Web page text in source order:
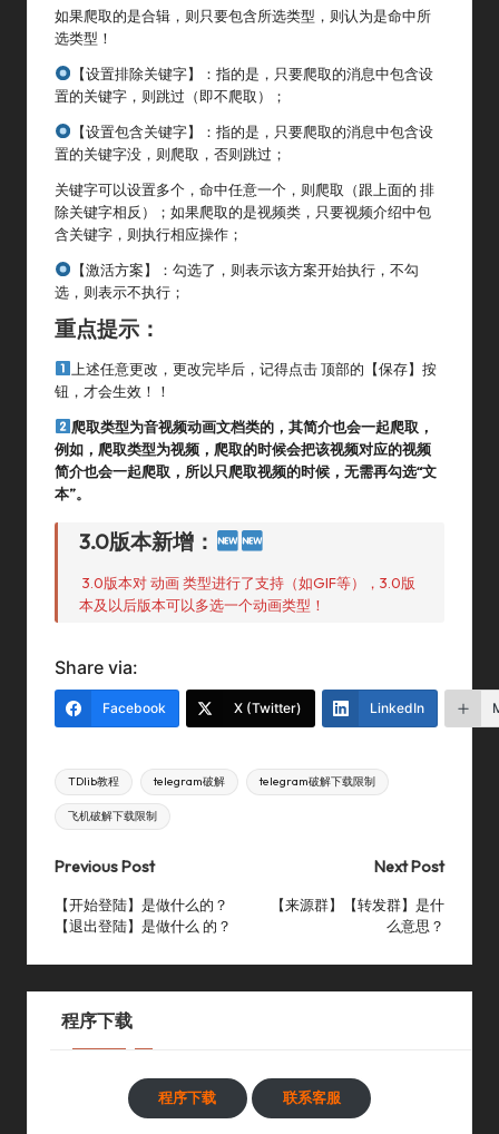
如果爬取的是合辑，则只要包含所选类型，则认为是命中所
选类型！
【设置排除关键字】：指的是，只要爬取的消息中包含设
置的关键字，则跳过（即不爬取）；
【设置包含关键字】：指的是，只要爬取的消息中包含设
置的关键字没，则爬取，否则跳过；
关键字可以设置多个，命中任意一个，则爬取（跟上面的 排
除关键字相反）；如果爬取的是视频类，只要视频介绍中包
含关键字，则执行相应操作；
【激活方案】：勾选了，则表示该方案开始执行，不勾
选，则表示不执行；
重点提示：
上述任意更改，更改完毕后，记得点击 顶部的【保存】按
钮，才会生效！！
爬取类型为音视频动画文档类的，其简介也会一起爬取，
例如，爬取类型为视频，爬取的时候会把该视频对应的视频
简介也会一起爬取，所以只爬取视频的时候，无需再勾选“文
本”。
3.0版本新增：
3.0版本对 动画 类型进行了支持（如GIF等），3.0版
本及以后版本可以多选一个动画类型！
Share via:
Facebook X (Twitter) LinkedIn
Tags:
TDlib教程 telegram破解 telegram破解下载限制
飞机破解下载限制
Post
navigation
Previous Post
【开始登陆】是做什么的？
【退出登陆】是做什么 的？
Next Post
【来源群】【转发群】是什
么意思？
程序下载
程序下载 联系客服